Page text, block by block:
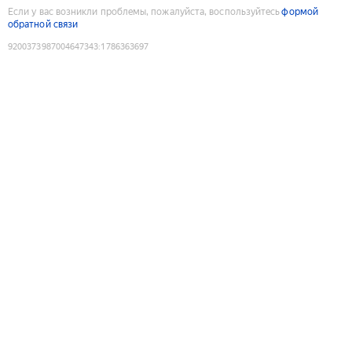
Если у вас возникли проблемы, пожалуйста, воспользуйтесьформой
обратной связи
9200373987004647343:1786363697